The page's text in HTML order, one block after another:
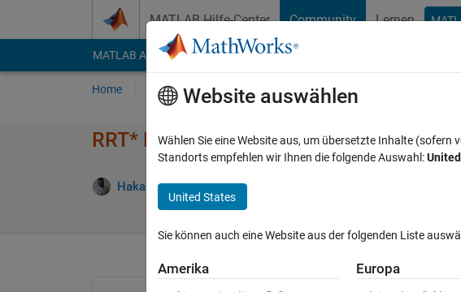
MATLAB Hilfe-Center Community Lernen
MATLAB Answers File Exchange Cody
Home Fragen Antworten Durchsuchen
RRT* Planner and Driving Scenario
Hakan Basargan 9 Mai 2019
Website auswählen
Wählen Sie eine Website aus, um übersetzte Inhalte
Standorts empfehlen wir Ihnen die folgende Auswahl:
United States
Sie können auch eine Website aus der folgenden Liste
Amerika Europa